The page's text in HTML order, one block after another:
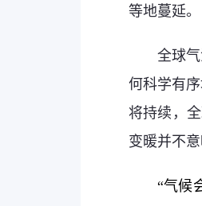
等地蔓延。
全球
何科学有
将持续，
变暖并不
“气候